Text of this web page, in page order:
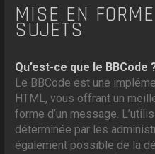
MISE EN
SUJETS
Qu’est-ce que le BBCode
Le BBCode est une
HTML, vous offrant un
forme d’un message.
déterminée par les
également possible de la